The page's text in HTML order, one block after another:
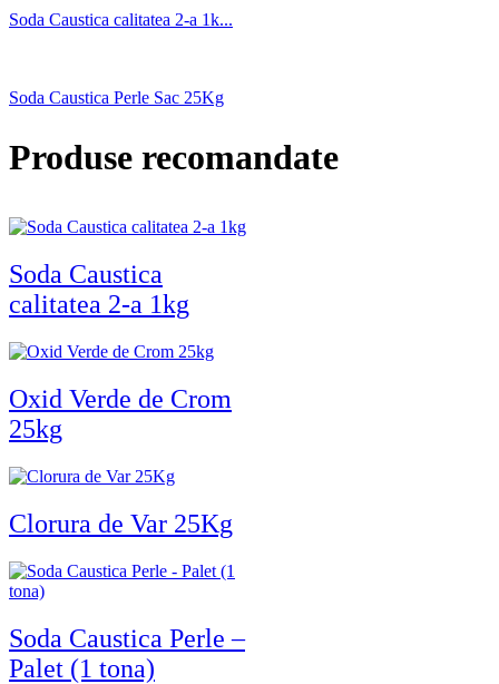
Soda Caustica calitatea 2-a 1k...
Soda Caustica Perle Sac 25Kg
Produse recomandate
Soda Caustica
calitatea 2-a 1kg
Oxid Verde de Crom
25kg
Clorura de Var 25Kg
Soda Caustica Perle –
Palet (1 tona)